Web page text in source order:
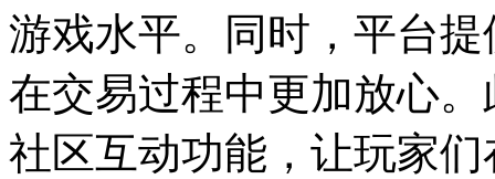
游戏水平。同时，平台
在交易过程中更加放心
社区互动功能，让玩家